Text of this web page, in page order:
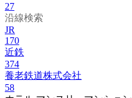
27
沿線検索
JR
170
近鉄
374
養老鉄道株式会社
58